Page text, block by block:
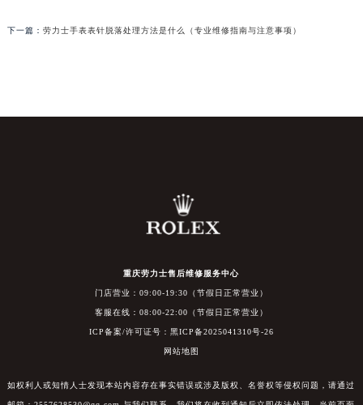
下一篇： 劳力士手表表针脱落处理方法是什么（专业维修指南与注意事项）
重庆劳力士售后维修服务中心
门店营业：09:00-19:30（节假日正常营业）
客服在线：08:00-22:00（节假日正常营业）
ICP备案/许可证号：黑ICP备2025041310号-26
网站地图
如权利人或知情人士发现本站内容存在事实错误或涉及版权、名誉权等侵权问题，请通过